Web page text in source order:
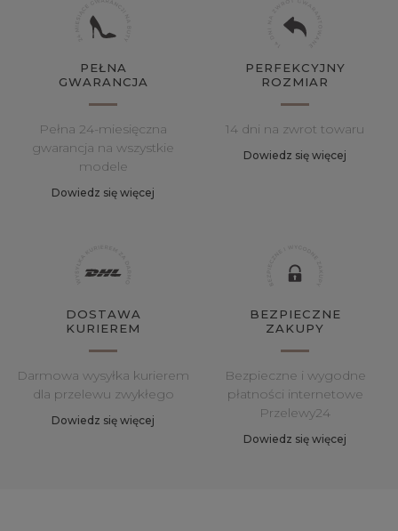
PEŁNA
GWARANCJA
Pełna 24-miesięczna
gwarancja na wszystkie
modele
Dowiedz się więcej
PERFEKCYJNY
ROZMIAR
14 dni na zwrot towaru
Dowiedz się więcej
DOSTAWA
KURIEREM
Darmowa wysyłka kurierem
dla przelewu zwykłego
Dowiedz się więcej
BEZPIECZNE
ZAKUPY
Bezpieczne i wygodne
płatności internetowe
Przelewy24
Dowiedz się więcej